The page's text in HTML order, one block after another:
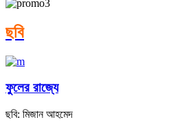
ছবি
ফুলের রাজ্যে
ছবি: মিজান আহমেদ